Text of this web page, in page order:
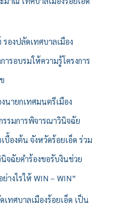
องปลัดเทศบาลเมือง
รอบรมให้ความรู้โครงการ
นายกเทศมนตรีเมือง
รมการพิจารณาวินิจฉัย
บื้องต้น จังหวัดร้อยเอ็ด ร่วม
จฉัยคำร้องขอรับงินช่วย
างไรให้ WIN – WIN”
ทศบาลเมืองร้อยเอ็ด เป็น